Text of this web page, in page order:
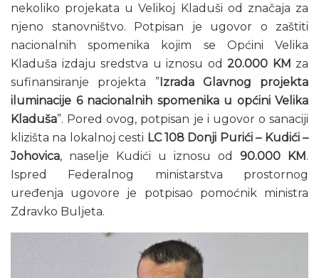
nekoliko projekata u Velikoj Kladuši od značaja za
njeno stanovništvo. Potpisan je ugovor o zaštiti
nacionalnih spomenika kojim se Općini Velika
Kladuša izdaju sredstva u iznosu od 20.000 KM za
sufinansiranje projekta ”Izrada Glavnog projekta
iluminacije 6 nacionalnih spomenika u općini Velika
Kladuša”. Pored ovog, potpisan je i ugovor o sanaciji
klizišta na lokalnoj cesti LC 108 Donji Purići – Kudići –
Johovica, naselje Kudići u iznosu od 90.000 KM.
Ispred Federalnog ministarstva prostornog
uređenja ugovore je potpisao pomoćnik ministra
Zdravko Buljeta.